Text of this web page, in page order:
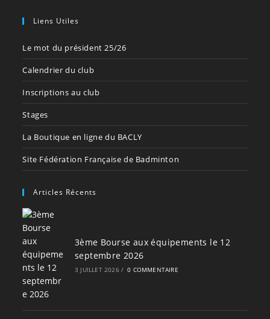
Liens Utiles
Le mot du président 25/26
Calendrier du club
Inscriptions au club
Stages
La Boutique en ligne du BACLY
Site Fédération Française de Badminton
Articles Récents
3ème Bourse aux équipements le 12
septembre 2026
3 JUILLET 2026 / 0 COMMENTAIRE